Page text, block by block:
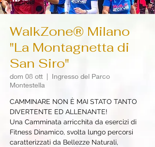
WalkZone® Milano
"La Montagnetta di
San Siro"
dom 08 ott
  |
Ingresso del Parco
Montestella
CAMMINARE NON È MAI STATO TANTO
DIVERTENTE ED ALLENANTE!
Una Camminata arricchita da esercizi di
Fitness Dinamico, svolta lungo percorsi
caratterizzati da Bellezze Naturali,